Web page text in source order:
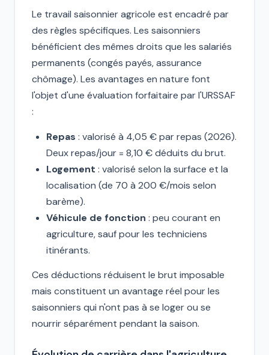
Le travail saisonnier agricole est encadré par
des règles spécifiques. Les saisonniers
bénéficient des mêmes droits que les salariés
permanents (congés payés, assurance
chômage). Les avantages en nature font
l'objet d'une évaluation forfaitaire par l'URSSAF
:
Repas : valorisé à 4,05 € par repas (2026).
Deux repas/jour = 8,10 € déduits du brut.
Logement : valorisé selon la surface et la
localisation (de 70 à 200 €/mois selon
barème).
Véhicule de fonction : peu courant en
agriculture, sauf pour les techniciens
itinérants.
Ces déductions réduisent le brut imposable
mais constituent un avantage réel pour les
saisonniers qui n'ont pas à se loger ou se
nourrir séparément pendant la saison.